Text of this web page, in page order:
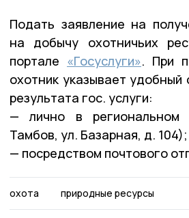
Подать заявление на
на добычу охотничьих
портале «Госуслуги». При
охотник указывает удобный
результата гос. услуги:
— лично в региональном
Тамбов, ул. Базарная, д. 104);
— посредством почтового
охота природные ресурсы